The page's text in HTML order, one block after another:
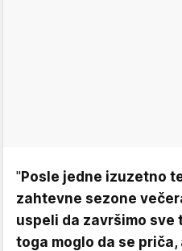
"Posle jedne izuzetno
zahtevne sezone
uspeli da završimo sve
toga moglo da se